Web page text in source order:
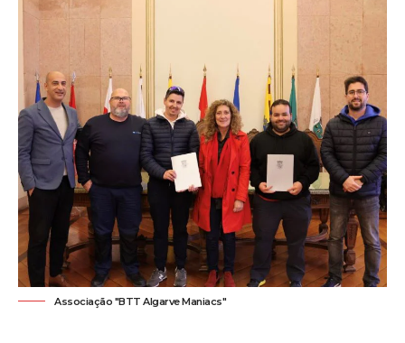
Associação "BTT Algarve Maniacs"